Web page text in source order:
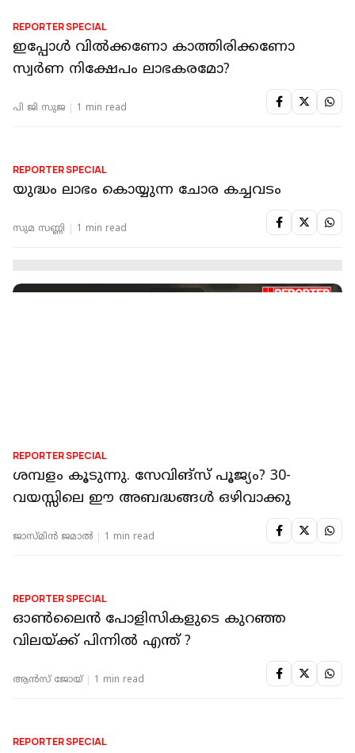
REPORTER SPECIAL
'സതീശന്റെ നുണകള്‍ എന്നു തന്നെ പറയണം'
| P Sarin | CPIM | Congress | Poli Youth
REPORTER SPECIAL
ഇപ്പോൾ വിൽക്കണോ കാത്തിരിക്കണോ